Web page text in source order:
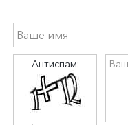
Антиспам: